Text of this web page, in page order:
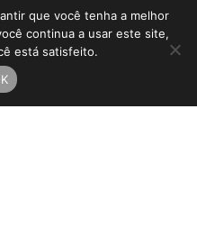
que você tenha a melhor
continua a usar este site,
está satisfeito.